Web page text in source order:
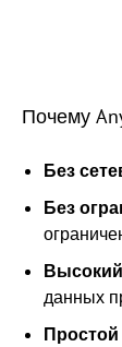
Почему
Без
Без
данных